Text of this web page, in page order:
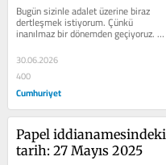
Bugün sizinle adalet üzerine biraz
dertleşmek istiyorum. Çünkü
inanılmaz bir dönemden geçiyoruz.
Son yıllarda herkesin en büyük
derdi...
30.06.2026
400
Cumhuriyet
Papel iddianamesindeki
tarih: 27 Mayıs 2025